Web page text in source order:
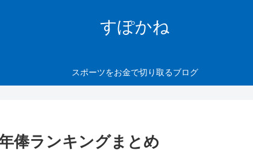
すぽかね
スポーツをお金で切り取るブログ
俸ランキングまとめ